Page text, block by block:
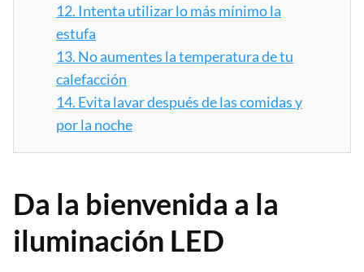
12. Intenta utilizar lo más mínimo la
estufa
13. No aumentes la temperatura de tu
calefacción
14. Evita lavar después de las comidas y
por la noche
Da la bienvenida a la
iluminación LED